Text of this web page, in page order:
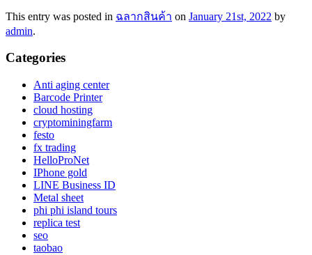
This entry was posted in ฉลากสินค้า on January 21st, 2022 by
admin.
Categories
Anti aging center
Barcode Printer
cloud hosting
cryptominingfarm
festo
fx trading
HelloProNet
IPhone gold
LINE Business ID
Metal sheet
phi phi island tours
replica test
seo
taobao